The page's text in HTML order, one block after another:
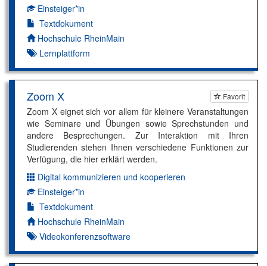
Kompetenzniveau:
Einsteiger*in
Textdokument
Autor*in:
Hochschule RheinMain
Lernplattform
Favorit
Zoom X
Zoom X eignet sich vor allem für kleinere Veranstaltungen
wie Seminare und Übungen sowie Sprechstunden und
andere Besprechungen. Zur Interaktion mit Ihren
Studierenden stehen Ihnen verschiedene Funktionen zur
Verfügung, die hier erklärt werden.
Dimension:
Digital kommunizieren und kooperieren
Kompetenzniveau:
Einsteiger*in
Textdokument
Autor*in:
Hochschule RheinMain
Videokonferenzsoftware